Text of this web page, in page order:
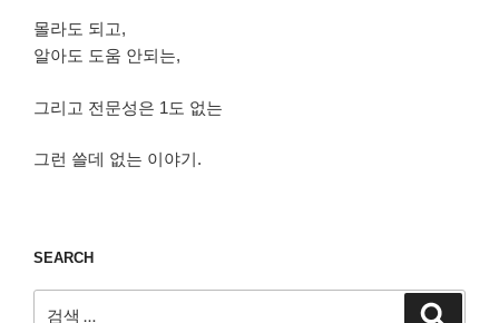
몰라도 되고,
알아도 도움 안되는,
그리고 전문성은 1도 없는
그런 쓸데 없는 이야기.
SEARCH